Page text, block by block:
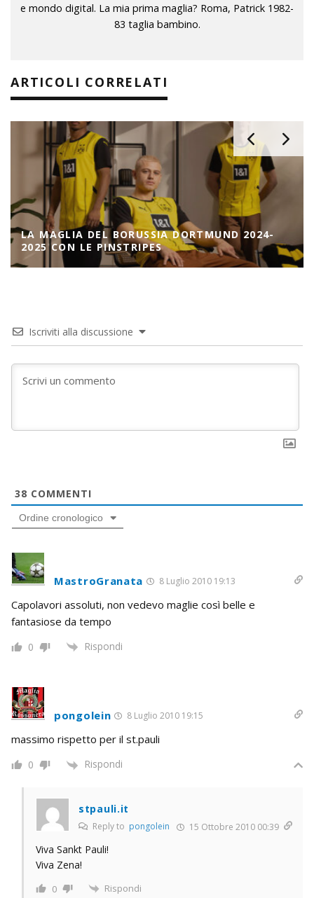
e mondo digital. La mia prima maglia? Roma, Patrick 1982-
83 taglia bambino.
ARTICOLI CORRELATI
LA MAGLIA DEL BORUSSIA DORTMUND 2024-
2025 CON LE PINSTRIPES
Iscriviti alla discussione
38 COMMENTI
Ordine cronologico
MastroGranata 8 Luglio 2010 19:13
Capolavori assoluti, non vedevo maglie così belle e
fantasiose da tempo
0 Rispondi
pongolein 8 Luglio 2010 19:15
massimo rispetto per il st.pauli
0 Rispondi
stpauli.it
Reply to pongolein 15 Ottobre 2010 00:39
Viva Sankt Pauli!
Viva Zena!
0 Rispondi